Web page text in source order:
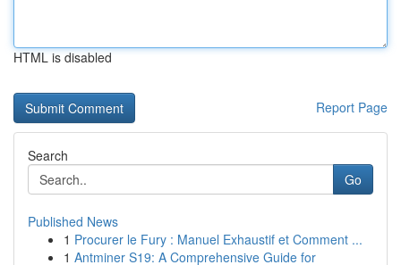
HTML is disabled
Report Page
Search
Go
Published News
1 Procurer le Fury : Manuel Exhaustif et Comment ...
1 Antminer S19: A Comprehensive Guide for